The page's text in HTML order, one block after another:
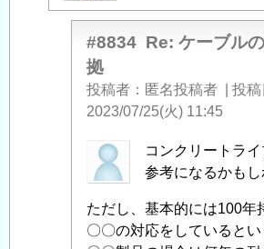
に
Re:
#8834 Re: ケーブル
拠
投稿者 匿名投稿者
投
2023/07/25(火) 11:45
匿
名
稿
者
コンクリートラ
参考になるかもし
ただし、基本的には100年
〇〇の対応をしているとい